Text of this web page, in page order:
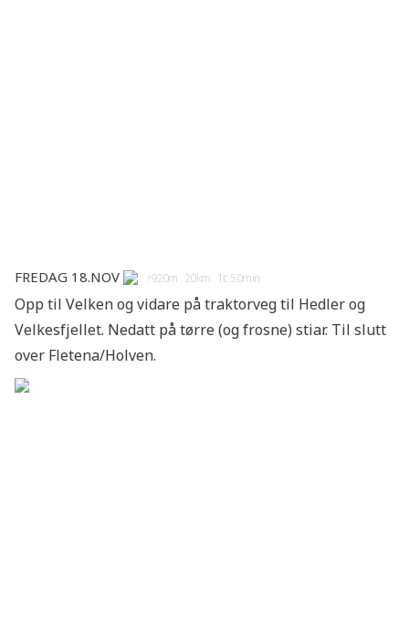
Fredag 18.nov ↑920m 20km 1t: 50min
Opp til Velken og vidare på traktorveg til Hedler og
Velkesfjellet. Nedatt på tørre (og frosne) stiar. Til slutt
over Fletena/Holven.